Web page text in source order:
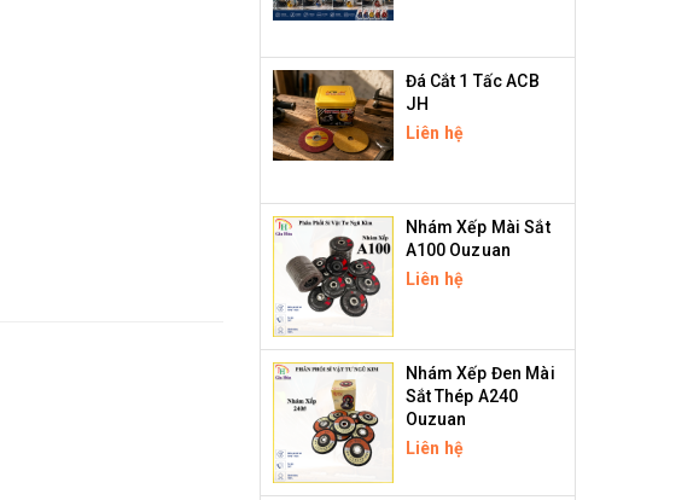
Đá Cắt 1 Tấc ACB
JH
Liên hệ
Nhám Xếp Mài Sắt
A100 Ouzuan
Liên hệ
Nhám Xếp Đen Mài
Sắt Thép A240
Ouzuan
Liên hệ